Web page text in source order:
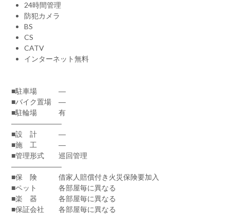
24時間管理
防犯カメラ
BS
CS
CATV
インターネット無料
■駐車場 ―
■バイク置場 ―
■駐輪場 有
―――――――
■設 計 ―
■施 工 ―
■管理形式 巡回管理
―――――――
■保 険 借家人賠償付き火災保険要加入
■ペット 各部屋毎に異なる
■楽 器 各部屋毎に異なる
■保証会社 各部屋毎に異なる